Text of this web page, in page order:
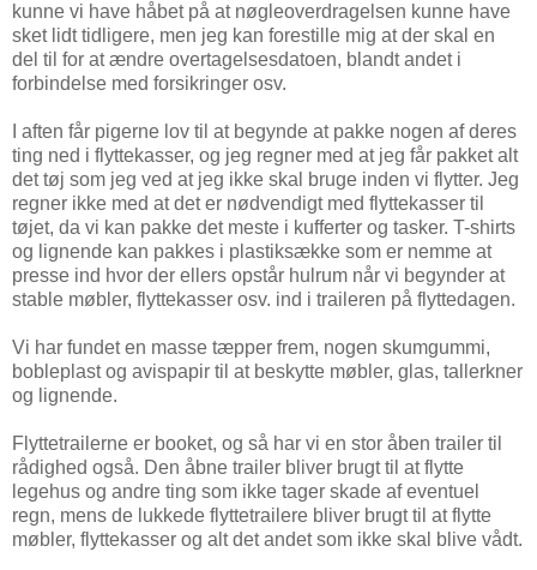
kunne vi have håbet på at nøgleoverdragelsen kunne have
sket lidt tidligere, men jeg kan forestille mig at der skal en
del til for at ændre overtagelsesdatoen, blandt andet i
forbindelse med forsikringer osv.
I aften får pigerne lov til at begynde at pakke nogen af deres
ting ned i flyttekasser, og jeg regner med at jeg får pakket alt
det tøj som jeg ved at jeg ikke skal bruge inden vi flytter. Jeg
regner ikke med at det er nødvendigt med flyttekasser til
tøjet, da vi kan pakke det meste i kufferter og tasker. T-shirts
og lignende kan pakkes i plastiksække som er nemme at
presse ind hvor der ellers opstår hulrum når vi begynder at
stable møbler, flyttekasser osv. ind i traileren på flyttedagen.
Vi har fundet en masse tæpper frem, nogen skumgummi,
bobleplast og avispapir til at beskytte møbler, glas, tallerkner
og lignende.
Flyttetrailerne er booket, og så har vi en stor åben trailer til
rådighed også. Den åbne trailer bliver brugt til at flytte
legehus og andre ting som ikke tager skade af eventuel
regn, mens de lukkede flyttetrailere bliver brugt til at flytte
møbler, flyttekasser og alt det andet som ikke skal blive vådt.